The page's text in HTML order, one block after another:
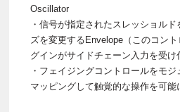
Oscillator
・信号が指定されたスレッショル
ズを変更するEnvelope（このコン
グインがサイドチェーン入力を受け
・フェイジングコントロールをモ
マッピングして触覚的な操作を可能